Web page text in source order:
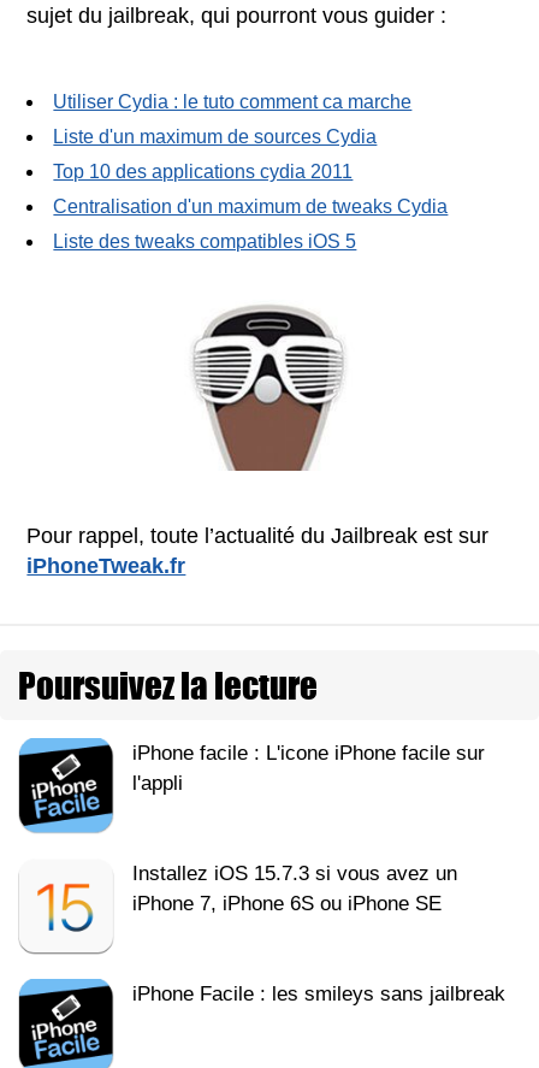
sujet du jailbreak, qui pourront vous guider :
Utiliser Cydia : le tuto comment ca marche
Liste d'un maximum de sources Cydia
Top 10 des applications cydia 2011
Centralisation d'un maximum de tweaks Cydia
Liste des tweaks compatibles iOS 5
Pour rappel, toute l’actualité du Jailbreak est sur
iPhoneTweak.fr
Poursuivez la lecture
iPhone facile : L'icone iPhone facile sur
l'appli
Installez iOS 15.7.3 si vous avez un
iPhone 7, iPhone 6S ou iPhone SE
iPhone Facile : les smileys sans jailbreak